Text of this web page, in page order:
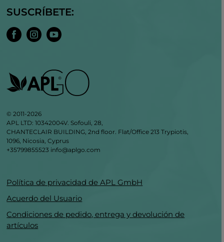
SUSCRÍBETE:
© 2011-2026
APL LTD: 10342004V. Sofouli, 28,
CHANTECLAIR BUILDING, 2nd floor. Flat/Office 213 Trypiotis,
1096, Nicosia, Cyprus
+35799855523 info@aplgo.com
Política de privacidad de APL GmbH
Acuerdo del Usuario
Condiciones de pedido, entrega y devolución de
artículos